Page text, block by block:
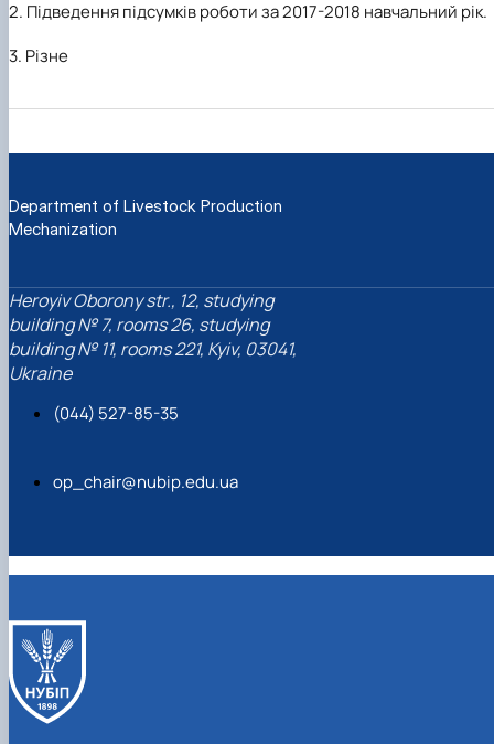
Науковий гурток «Охорона праці в харчових
2. Підведення підсумків роботи за 2017-2018 навчальний рік.
3. Різне
Department of Livestock Production
Mechanization
Heroyiv Oborony str., 12, studying
building № 7, rooms 26, studying
building № 11, rooms 221, Kyiv, 03041,
Ukraine
(044) 527-85-35
op_chair@nubip.edu.ua